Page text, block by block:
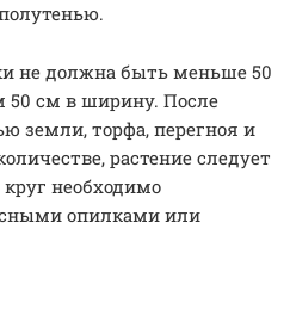
не должна быть меньше 50
50 см в ширину. После
земли, торфа, перегноя и
растение следует
необходимо
опилками или